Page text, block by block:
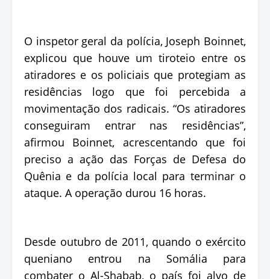
O inspetor geral da polícia, Joseph Boinnet,
explicou que houve um tiroteio entre os
atiradores e os policiais que protegiam as
residências logo que foi percebida a
movimentação dos radicais. “Os atiradores
conseguiram entrar nas residências”,
afirmou Boinnet, acrescentando que foi
preciso a ação das Forças de Defesa do
Quênia e da polícia local para terminar o
ataque. A operação durou 16 horas.
Desde outubro de 2011, quando o exército
queniano entrou na Somália para
combater o Al-Shabab, o país foi alvo de